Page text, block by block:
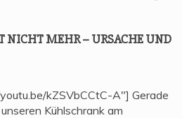
NICHT MEHR – URSA­CHE UND
kZSVbCCtC-A"] Gerade
Kühlschrank am